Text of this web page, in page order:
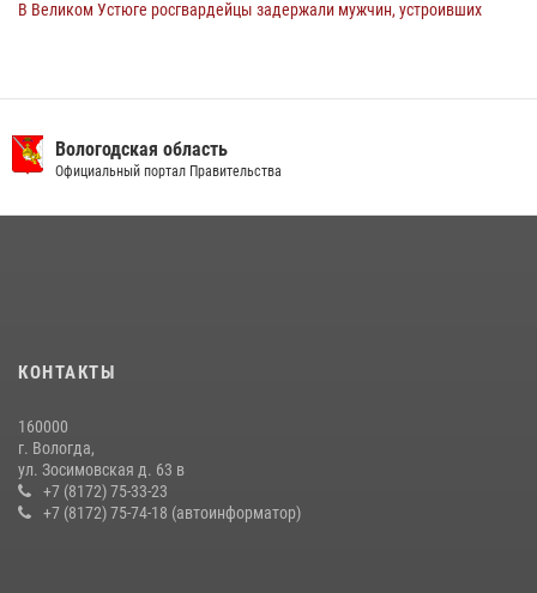
В Великом Устюге росгвардейцы задержали мужчин, устроивших
задержали сотрудники вневедомственной охраны Росгвардии за
минувшую неделю
взаимодействие по профилактике мошенничеств
В ВОЛОГДЕ РОСГВАРДЕЙЦЫ ЗАДЕРЖАЛИ МУЖЧИНУ,
ОТКАЗЫВАВШЕГОСЯ ОСВОБОДИТЬ НОМЕР В ГОСТИНИЦЕ
24 июля 2026, 07:32
Вологодская область
Официальный портал Правительства
КОНТАКТЫ
160000
г. Вологда,
ул. Зосимовская д. 63 в
+7 (8172) 75-33-23
+7 (8172) 75-74-18 (автоинформатор)